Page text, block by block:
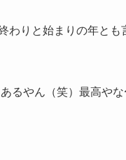
わりと始まりの年と
るやん（笑）最高やな